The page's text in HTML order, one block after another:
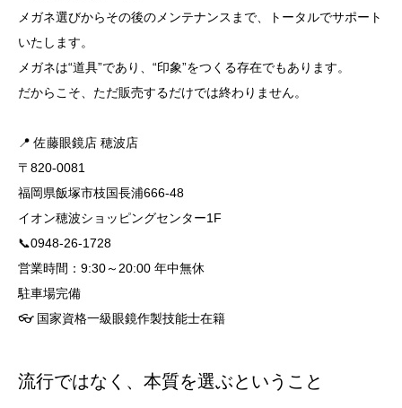
メガネ選びからその後のメンテナンスまで、トータルでサポート
いたします。
メガネは“道具”であり、“印象”をつくる存在でもあります。
だからこそ、ただ販売するだけでは終わりません。
📍 佐藤眼鏡店 穂波店
〒820-0081
福岡県飯塚市枝国長浦666-48
イオン穂波ショッピングセンター1F
📞0948-26-1728
営業時間：9:30～20:00 年中無休
駐車場完備
👓 国家資格一級眼鏡作製技能士在籍
流行ではなく、本質を選ぶということ